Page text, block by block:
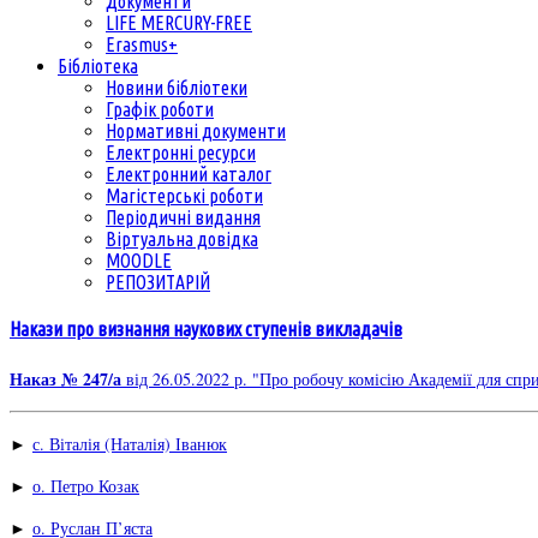
LIFE MERCURY-FREE
Erasmus+
Бібліотека
Новини бібліотеки
Графік роботи
Нормативні документи
Електронні ресурси
Електронний каталог
Магістерські роботи
Періодичні видання
Віртуальна довідка
MOODLE
РЕПОЗИТАРІЙ
Накази про визнання наукових ступенів викладачів
Наказ № 247/а від 26.05.2022 р. "Про робочу комісію Академії для
► с. Віталія (Наталія) Іванюк
► о. Петро Козак
► о. Руслан П’яста